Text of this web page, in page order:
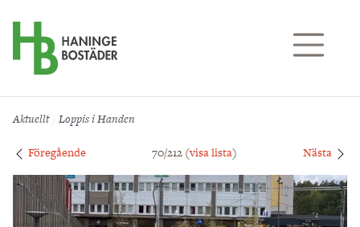
Aktuellt Loppis i Handen
Föregående 70/212 (visa lista) Nästa